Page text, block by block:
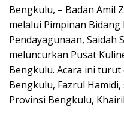
Bengkulu, – Badan Amil
melalui Pimpinan
Pendayagunaan, Saidah
meluncurkan Pusat
Bengkulu. Acara ini turut
Bengkulu, Fazrul
Provinsi Bengkulu,